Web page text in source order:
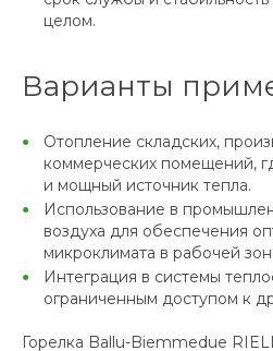
целом.
Варианты
Отопление складских,
коммерческих помещений,
и мощный источник тепла.
Использование в
воздуха для обеспечения
микроклимата в рабочей
Интеграция в системы
ограниченным доступом к
Горелка Ballu-Biemmedue